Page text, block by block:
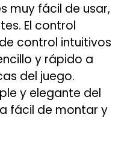
muy fácil de usar,
El control
control intuitivos
y rápido a
del juego.
y elegante del
fácil de montar y